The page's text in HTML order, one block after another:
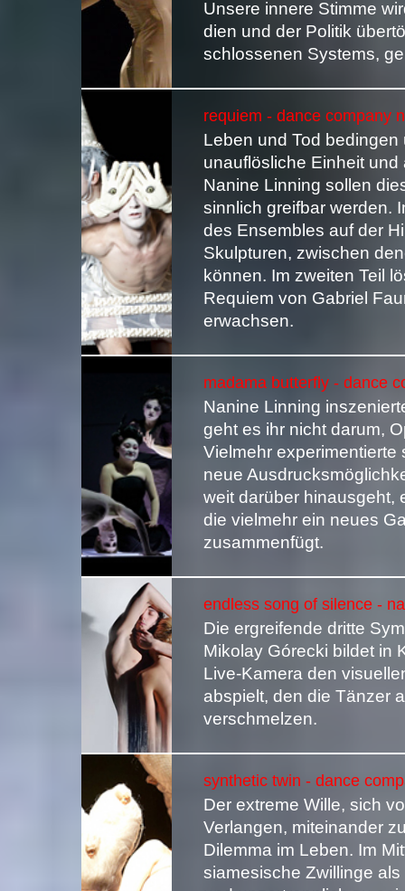
Unsere innere Stimme
dien und der Politik
schlossenen Systems,
requiem - dance company
Leben und Tod
unauflösliche Einheit
Nanine Linning sollen
sinnlich greifbar werden.
des Ensembles auf der
Skulpturen, zwischen
können. Im zweiten Teil
Requiem von Gabriel
erwachsen.
madama butterfly - dance
Nanine Linning
geht es ihr nicht darum,
Vielmehr
neue
weit darüber hinausgeht,
die vielmehr ein neues
zusammenfügt.
endless song of silence -
Die ergreifende dritte
Mikolay Górecki bildet in
Live-Kamera den
abspielt, den die Tänzer
verschmelzen.
synthetic twin - dance
Der extreme Wille, sich
Verlangen, miteinander
Dilemma im Leben. Im
siamesische Zwillinge